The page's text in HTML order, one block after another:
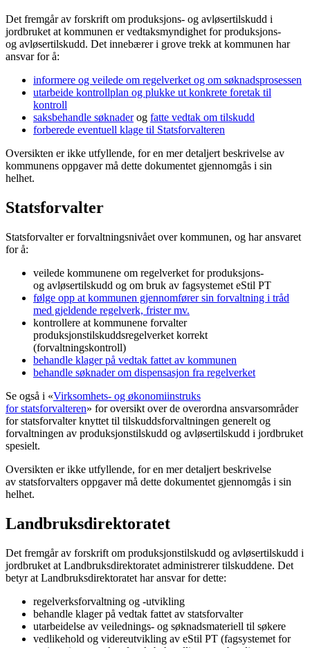
Det fremgår av forskrift om produksjons- og avløsertilskudd i
jordbruket at kommunen er vedtaksmyndighet for produksjons-
og avløsertilskudd. Det innebærer i grove trekk at kommunen har
ansvar for å:
informere og veilede om regelverket og om søknadsprosessen
utarbeide kontrollplan og plukke ut konkrete foretak til
kontroll
saksbehandle søknaderog fatte vedtak om tilskudd
forberede eventuell klage til Statsforvalteren
Oversikten er ikke utfyllende, for en mer detaljert beskrivelse av
kommunens oppgaver må dette dokumentet gjennomgås i sin
helhet.
Statsforvalter
Statsforvalter er forvaltningsnivået over kommunen, og har ansvaret
for å:
veilede kommunene om regelverket for produksjons-
og avløsertilskudd og om bruk av fagsystemet eStil PT
følge opp at kommunen gjennomfører sin forvaltning i tråd
med gjeldende regelverk, frister mv.
kontrollere at kommunene forvalter
produksjonstilskuddsregelverket korrekt
(forvaltningskontroll)
behandle klager på vedtak fattet av kommunen
behandle søknader om dispensasjon fra regelverket
Se også i «Virksomhets- og økonomiinstruks
for statsforvalteren» for oversikt over de overordna ansvarsområder
for statsforvalter knyttet til tilskuddsforvaltningen generelt og
forvaltningen av produksjonstilskudd og avløsertilskudd i jordbruket
spesielt.
Oversikten er ikke utfyllende, for en mer detaljert beskrivelse
av statsforvalters oppgaver må dette dokumentet gjennomgås i sin
helhet.
Landbruksdirektoratet
Det fremgår av forskrift om produksjonstilskudd og avløsertilskudd i
jordbruket at Landbruksdirektoratet administrerer tilskuddene. Det
betyr at Landbruksdirektoratet har ansvar for dette:
regelverksforvaltning og -utvikling
behandle klager på vedtak fattet av statsforvalter
utarbeidelse av veilednings- og søknadsmateriell til søkere
vedlikehold og videreutvikling av eStil PT (fagsystemet for